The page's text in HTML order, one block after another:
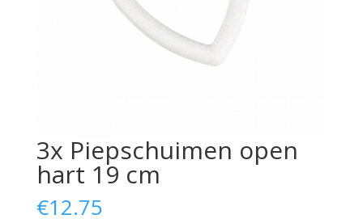
3x Piepschuimen open
hart 19 cm
€12.75